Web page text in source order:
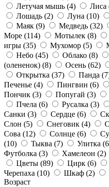
Летучая мышь (4) Лиса
Лошадь (2) Луна (10)
Маяк (9) Медведь (32)
Море (114) Мотылек (8)
игры (35) Мухомор (5)
Небо (45) Облако (8)
(олененок) (8) Осень (62)
Открытка (37) Панда
Печенье (4) Пингвин (6)
Пончик (3) Попугай (3)
Пчела (6) Русалка (3)
Санки (3) Сердце (6)
Слон (5) Снеговик (4)
Сова (12) Солнце (6)
(10)
Тыква (7) Улитка
Футболка (3) Хамелеон (2)
Цветы (89) Цирк (6)
Черепаха (10) Шкаф (2)
Возраст